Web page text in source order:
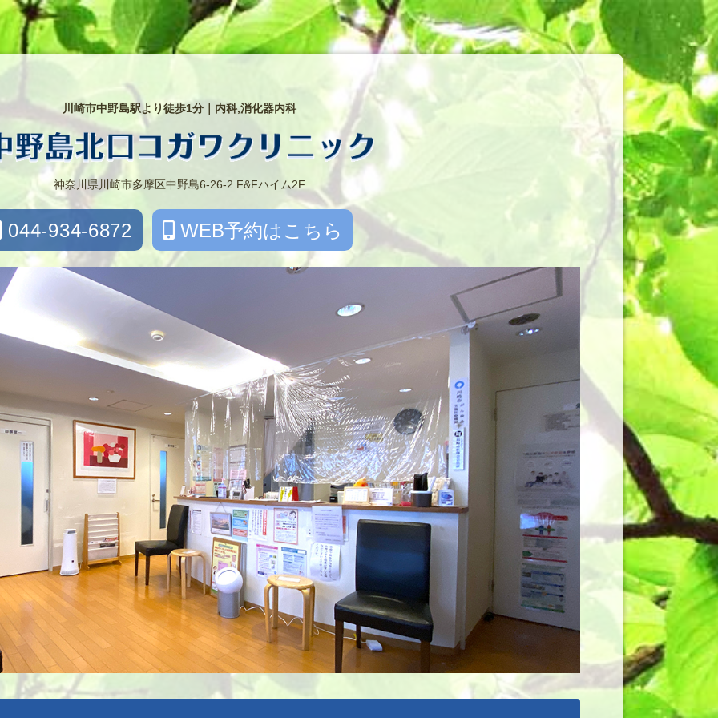
川崎市中野島駅より徒歩1分｜内科,消化器内科
神奈川県川崎市多摩区中野島6-26-2 F&Fハイム2F
044-934-6872 WEB予約はこちら